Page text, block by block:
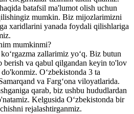
batafsil ma'lumot olish uchun
mumkin. Biz mijozlarimizni
xaridlarini yanada foydali qilishlariga
mumkinmi?
zallarimiz yo‘q. Biz butun
berish va qabul qilgandan keyin to'lov
O‘zbekistonda 3 ta
va Farg‘ona viloyatlarida.
qarab, biz ushbu hududlardan
Kelgusida O‘zbekistonda bir
rejalashtirganmiz.